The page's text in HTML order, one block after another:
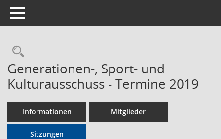
Toggle navigation
Rechercheauswahl
Generationen-, Sport- und
Kulturausschuss - Termine 2019
Informationen Mitglieder
Sitzungen